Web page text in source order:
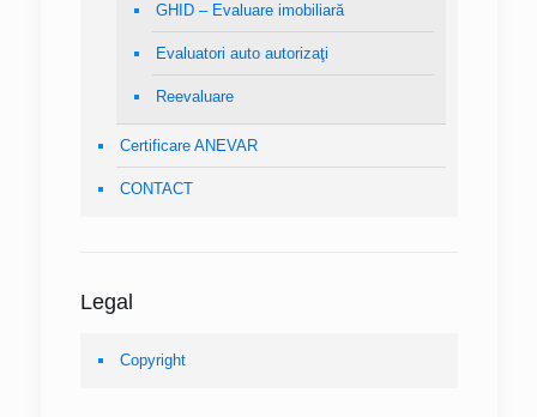
GHID – Evaluare imobiliară
Evaluatori auto autorizaţi
Reevaluare
Certificare ANEVAR
CONTACT
Legal
Copyright